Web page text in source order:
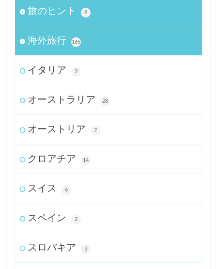
旅のヒント 9
海外旅行 165
イタリア 2
オーストラリア 28
オーストリア 7
クロアチア 14
スイス 6
スペイン 2
スロバキア 3